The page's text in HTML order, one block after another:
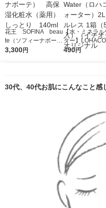
花王 SOFINA beau
te（ソフィーナボー
テ） 高保湿化粧水
3,300円
【水・ミネラ
ター】
r（ロハコウォー
490円
30代、40代お肌にこんなこと感